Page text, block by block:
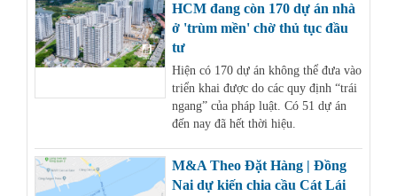
HCM đang còn 170 dự án nhà
ở 'trùm mền' chờ thủ tục đầu
tư
Hiện có 170 dự án không thể đưa vào
triển khai được do các quy định “trái
ngang” của pháp luật. Có 51 dự án
đến nay đã hết thời hiệu.
M&A Theo Đặt Hàng | Đồng
Nai dự kiến chia cầu Cát Lái